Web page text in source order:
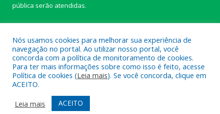
pública serão atendidas.
Todos os direitos reservados a câmara de Paragominas.
Mapa do Site
Acessar Área Administrativa
Acessar Webmail
Nós usamos cookies para melhorar sua experiência de
navegação no portal. Ao utilizar nosso portal, você
concorda com a política de monitoramento de cookies.
Para ter mais informações sobre como isso é feito, acesse
Política de cookies (Leia mais). Se você concorda, clique em
ACEITO.
Leia mais
ACEITO